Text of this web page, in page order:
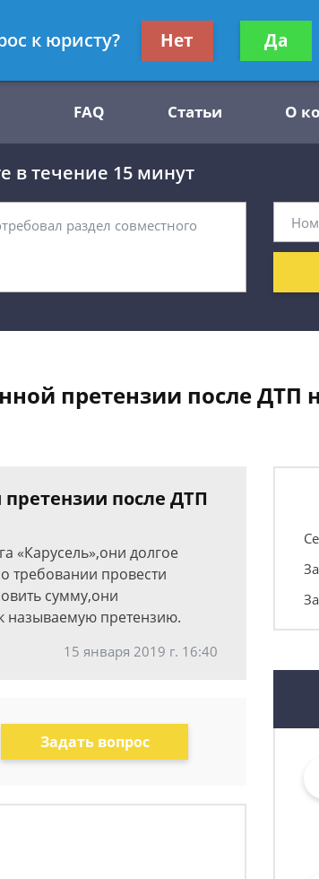
Получите
FAQ Статьи О
в течение 15 минут
претензии после ДТП
после ДТП
«Карусель»,они долгое
требовании провести
сумму,они
называемую претензию.
15 января 2019 г. 16:40
Задать вопрос
к юристу? Нет Да